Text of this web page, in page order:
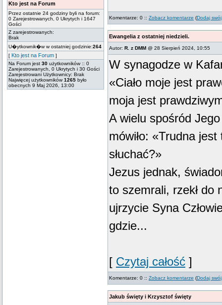
Kto jest na Forum
Przez ostatnie 24 godziny byli na forum:
0 Zarejestrowanych, 0 Ukrytych i 1647
Gości
Z zarejestrowanych:
Brak
U�ytkownik�w w ostatniej godzinie:264
[ Kto jest na Forum ]
Na Forum jest 30 użytkowników :: 0
Zarejestrowanych, 0 Ukrytych i 30 Gości
Zarejestrowani Użytkownicy: Brak
Najwięcej użytkowników1265 było
obecnych 9 Maj 2026, 13:00
Komentarze: 0 :: Zobacz komentarze (Dodaj
Ewangelia z ostatniej niedzieli.
Autor: R. z DMM @ 28 Sierpień 2024, 10:55
W synagodze w
«Ciało moje jest
moja jest
A wielu spośród
mówiło: «Trudna
słuchać?»
Jezus jednak,
to szemrali, rzekł do
ujrzycie Syna
gdzie...
[ Czytaj całość ]
Komentarze: 0 :: Zobacz komentarze (Dodaj
Jakub święty i Krzysztof święty